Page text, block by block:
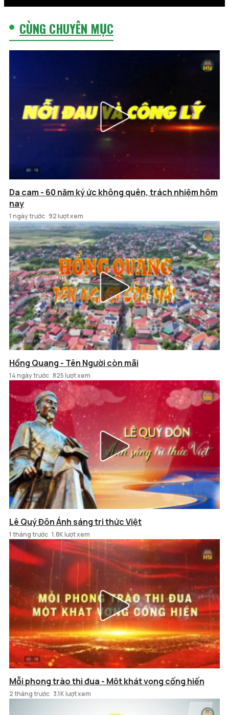
CÙNG CHUYÊN MỤC
Da cam - 60 năm ký ức không quên, trách nhiệm hôm
nay
1 ngày trước 92 lượt xem
Hồng Quang - Tên Người còn mãi
14 ngày trước 825 lượt xem
Lê Quý Đôn Ánh sáng tri thức Việt
1 tháng trước 1.8K lượt xem
Mỗi phong trào thi đua - Một khát vọng cống hiến
2 tháng trước 3.1K lượt xem